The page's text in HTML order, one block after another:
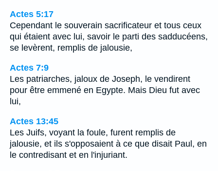
Actes 5:17
Cependant le souverain sacrificateur et tous ceux
qui étaient avec lui, savoir le parti des sadducéens,
se levèrent, remplis de jalousie,
Actes 7:9
Les patriarches, jaloux de Joseph, le vendirent
pour être emmené en Egypte. Mais Dieu fut avec
lui,
Actes 13:45
Les Juifs, voyant la foule, furent remplis de
jalousie, et ils s'opposaient à ce que disait Paul, en
le contredisant et en l'injuriant.